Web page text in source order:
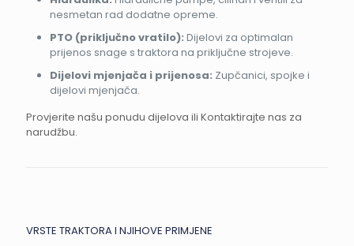
nesmetan rad dodatne opreme.
PTO (priključno vratilo): Dijelovi za optimalan
prijenos snage s traktora na priključne strojeve.
Dijelovi mjenjača i prijenosa: Zupčanici, spojke i
dijelovi mjenjača.
Provjerite našu ponudu dijelova ili Kontaktirajte nas za
narudžbu.
VRSTE TRAKTORA I NJIHOVE PRIMJENE